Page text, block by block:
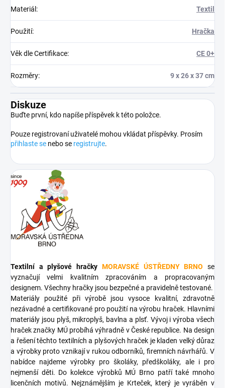
Materiál : Textil
Použití: Hračka
Věk dle Certifikace: CE 0+
Rozměry: 9 x 26 x 37 cm
Diskuze
Buďte první, kdo napíše příspěvek k této položce.
Pouze registrovaní uživatelé mohou vkládat příspěvky. Prosím
přihlaste se nebo se registrujte.
Textilní a plyšové hračky MORAVSKÉ ÚSTŘEDNY BRNO se
vyznačují velmi kvalitním zpracováním a propracovaným
designem. Všechny hračky jsou bezpečné a pravidelně testované.
Materiály použité při výrobě jsou vysoce kvalitní, zdravotně
nezávadné a certifikované pro použití na výrobu hraček. Hlavními
materiály jsou plyš, mikroplyš, bavlna a plsť. Vývoj i výroba všech
hraček značky MÚ probíhá výhradně v České republice. Na design
a řešení těchto textilních a plyšových hraček je kladen velký důraz
a výrobky proto vznikají v rukou odborníků, firemních návrhářů. V
nabídce najdeme výrobky pro školáky, předškoláky, ale i pro
nejmenší děti. Do kolekce výrobků MÚ Brno patří také mnoho
licenčních motivů. Nejznámějším je Krteček, který je vyráběn v